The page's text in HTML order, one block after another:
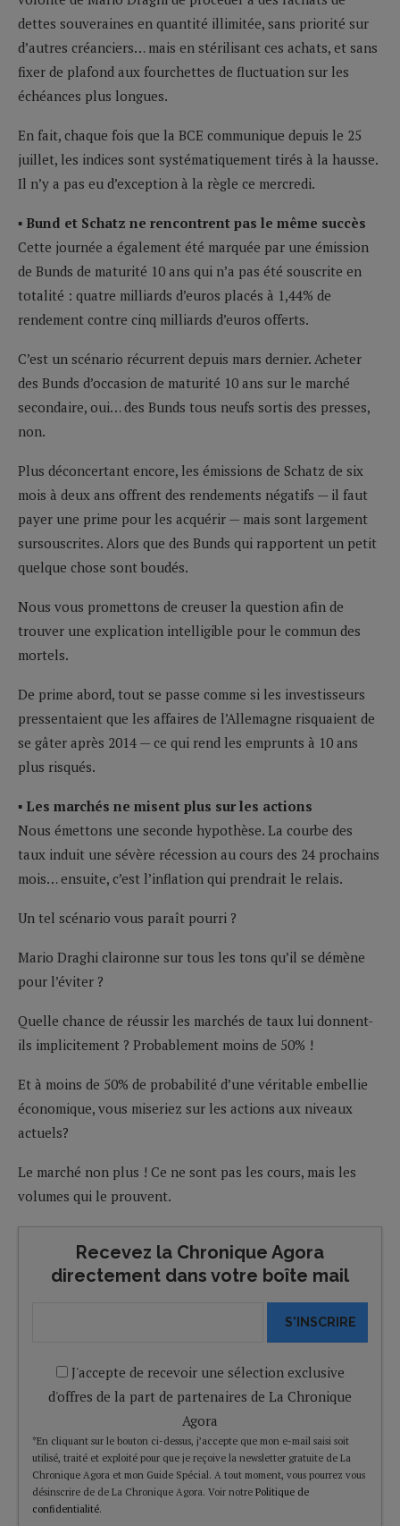
dettes souveraines en quantité illimitée, sans priorité sur
d’autres créanciers… mais en stérilisant ces achats, et sans
fixer de plafond aux fourchettes de fluctuation sur les
échéances plus longues.
En fait, chaque fois que la BCE communique depuis le 25
juillet, les indices sont systématiquement tirés à la hausse.
Il n’y a pas eu d’exception à la règle ce mercredi.
▪ Bund et Schatz ne rencontrent pas le même succès
Cette journée a également été marquée par une émission
de Bunds de maturité 10 ans qui n’a pas été souscrite en
totalité : quatre milliards d’euros placés à 1,44% de
rendement contre cinq milliards d’euros offerts.
C’est un scénario récurrent depuis mars dernier. Acheter
des Bunds d’occasion de maturité 10 ans sur le marché
secondaire, oui… des Bunds tous neufs sortis des presses,
non.
Plus déconcertant encore, les émissions de Schatz de six
mois à deux ans offrent des rendements négatifs — il faut
payer une prime pour les acquérir — mais sont largement
sursouscrites. Alors que des Bunds qui rapportent un petit
quelque chose sont boudés.
Nous vous promettons de creuser la question afin de
trouver une explication intelligible pour le commun des
mortels.
De prime abord, tout se passe comme si les investisseurs
pressentaient que les affaires de l’Allemagne risquaient de
se gâter après 2014 — ce qui rend les emprunts à 10 ans
plus risqués.
▪ Les marchés ne misent plus sur les actions
Nous émettons une seconde hypothèse. La courbe des
taux induit une sévère récession au cours des 24 prochains
mois… ensuite, c’est l’inflation qui prendrait le relais.
Un tel scénario vous paraît pourri ?
Mario Draghi claironne sur tous les tons qu’il se démène
pour l’éviter ?
Quelle chance de réussir les marchés de taux lui donnent-
ils implicitement ? Probablement moins de 50% !
Et à moins de 50% de probabilité d’une véritable embellie
économique, vous miseriez sur les actions aux niveaux
actuels?
Le marché non plus ! Ce ne sont pas les cours, mais les
volumes qui le prouvent.
Recevez la Chronique Agora
directement dans votre boîte mail
S'INSCRIRE
J'accepte de recevoir une sélection exclusive
d'offres de la part de partenaires de La Chronique
Agora
*En cliquant sur le bouton ci-dessus, j’accepte que mon e-mail saisi soit
utilisé, traité et exploité pour que je reçoive la newsletter gratuite de La
Chronique Agora et mon Guide Spécial. A tout moment, vous pourrez vous
désinscrire de de La Chronique Agora. Voir notre Politique de
confidentialité.